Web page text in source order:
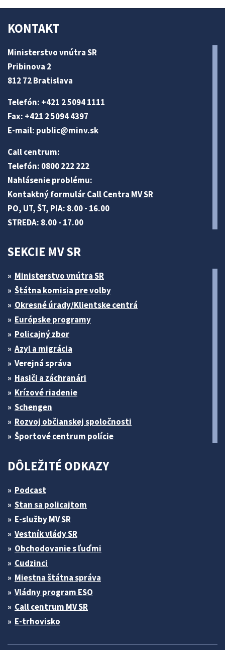
KONTAKT
Ministerstvo vnútra SR
Pribinova 2
812 72 Bratislava
Telefón: +421 2 5094 1111
Fax: +421 2 5094 4397
E-mail: public@minv.sk
Call centrum:
Telefón: 0800 222 222
Nahlásenie problému:
Kontaktný formulár Call Centra MV SR
PO, UT, ŠT, PIA: 8.00 - 16.00
STREDA: 8.00 - 17.00
SEKCIE MV SR
Ministerstvo vnútra SR
Štátna komisia pre volby
Okresné úrady/Klientske centrá
Európske programy
Policajný zbor
Azyl a migrácia
Verejná správa
Hasiči a záchranári
Krízové riadenie
Schengen
Rozvoj občianskej spoločnosti
Športové centrum polície
DÔLEŽITÉ ODKAZY
Podcast
Stan sa policajtom
E-služby MV SR
Vestník vlády SR
Obchodovanie s ľuďmi
Cudzinci
Miestna štátna správa
Vládny program ESO
Call centrum MV SR
E-trhovisko